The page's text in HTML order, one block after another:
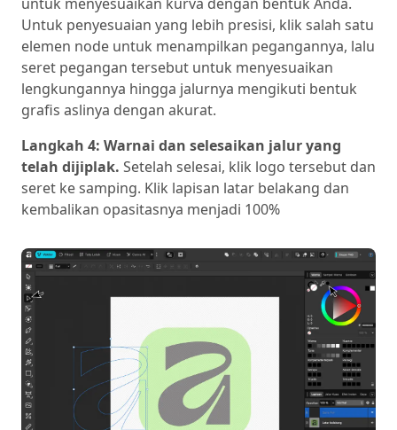
Untuk penyesuaian yang lebih presisi, klik salah satu
elemen node untuk menampilkan pegangannya, lalu
seret pegangan tersebut untuk menyesuaikan
lengkungannya hingga jalurnya mengikuti bentuk
grafis aslinya dengan akurat.
Langkah 4: Warnai dan selesaikan jalur yang
telah dijiplak. Setelah selesai, klik logo tersebut dan
seret ke samping. Klik lapisan latar belakang dan
kembalikan opasitasnya menjadi 100%